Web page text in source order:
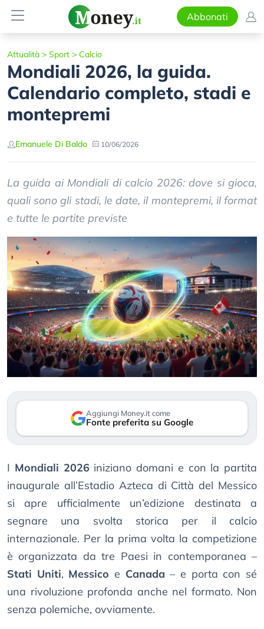
Abbonati
Attualità > Sport > Calcio
Mondiali 2026, la guida.
Calendario completo, stadi e
montepremi
Emanuele Di Baldo 10/06/2026
La guida ai Mondiali di calcio 2026: dove si gioca,
quali sono gli stadi, le date, il montepremi, il format
e tutte le partite previste
Aggiungi Money.it come
Fonte preferita su Google
I Mondiali 2026 iniziano domani e con la partita
inaugurale all’Estadio Azteca di Città del Messico
si apre ufficialmente un’edizione destinata a
segnare una svolta storica per il calcio
internazionale. Per la prima volta la competizione
è organizzata da tre Paesi in contemporanea –
Stati Uniti, Messico e Canada – e porta con sé
una rivoluzione profonda anche nel formato. Non
senza polemiche, ovviamente.